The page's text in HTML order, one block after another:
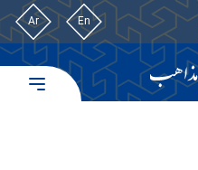
En
Ar